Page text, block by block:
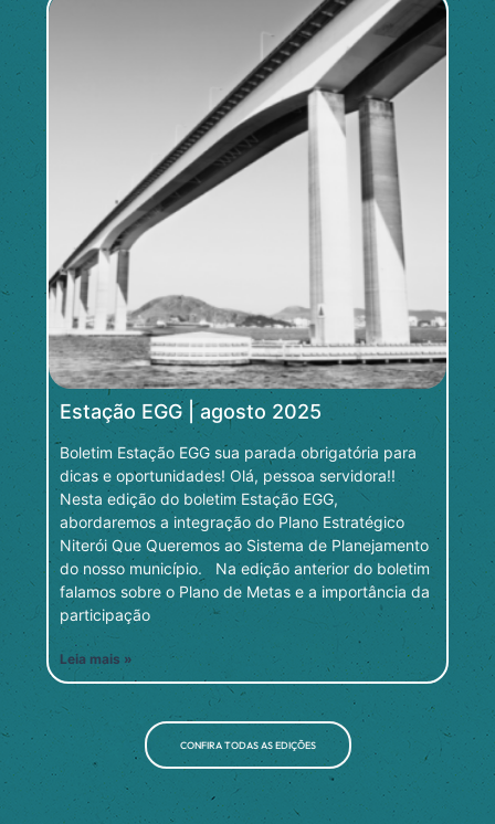
Estação EGG | agosto 2025
Boletim Estação EGG sua parada obrigatória para
dicas e oportunidades! Olá, pessoa servidora!!
Nesta edição do boletim Estação EGG,
abordaremos a integração do Plano Estratégico
Niterói Que Queremos ao Sistema de Planejamento
do nosso município. Na edição anterior do boletim
falamos sobre o Plano de Metas e a importância da
participação
Leia mais »
CONFIRA TODAS AS EDIÇÕES